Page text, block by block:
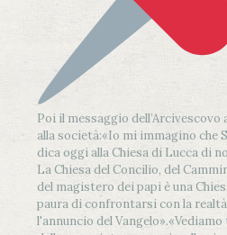
Poi il messaggio dell’Arcivescovo
alla società:«Io mi immagino che
dica oggi alla Chiesa di Lucca di
La Chiesa del Concilio, del
del magistero dei papi è una
paura di confrontarsi con la
l'annuncio del Vangelo».